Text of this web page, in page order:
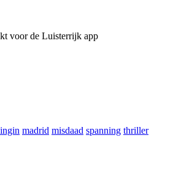
voor de Luisterrijk app
madrid misdaad spanning thriller